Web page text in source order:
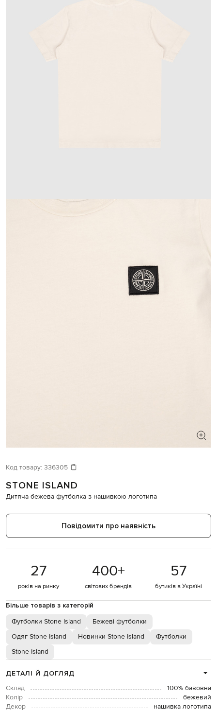
Код товару: 336305
STONE ISLAND
Дитяча бежева футболка з нашивкою логотипа
Повідомити про наявність
27
років на ринку
400+
світових брендів
57
бутиків в Україні
Більше товарів з категорій
Футболки Stone Island
Бежеві футболки
Одяг Stone Island
Новинки Stone Island
Футболки
Stone Island
ДЕТАЛІ Й ДОГЛЯД
Склад
100% бавовна
Колір
бежевий
Декор
нашивка логотипа